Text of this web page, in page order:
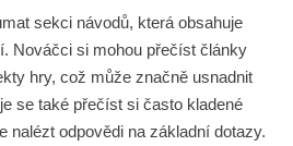
sekci návodů, která obsahuje
Nováčci si mohou přečíst články
hry, což může značně usnadnit
se také přečíst si často kladené
nalézt odpovědi na základní dotazy.